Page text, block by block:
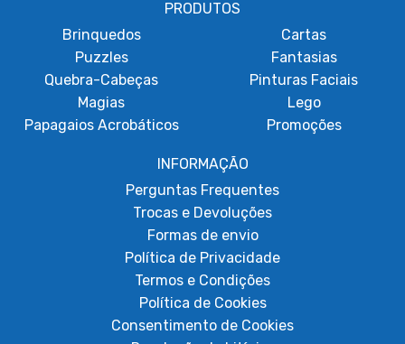
PRODUTOS
Brinquedos
Puzzles
Quebra-Cabeças
Magias
Papagaios Acrobáticos
Cartas
Fantasias
Pinturas Faciais
Lego
Promoções
INFORMAÇÃO
Perguntas Frequentes
Trocas e Devoluções
Formas de envio
Política de Privacidade
Termos e Condições
Política de Cookies
Consentimento de Cookies